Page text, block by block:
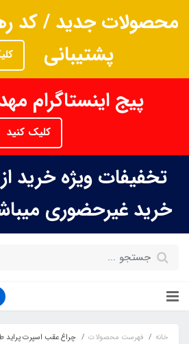
محصولات جدید / کد
پشتیبانی
پیج اینستاگرام
کلیک کنید
تخفیفات ویژه خرید
خرید غیرحضوری
خانه فهرست محصولات چراغ عقب اسپرت پراید طرح